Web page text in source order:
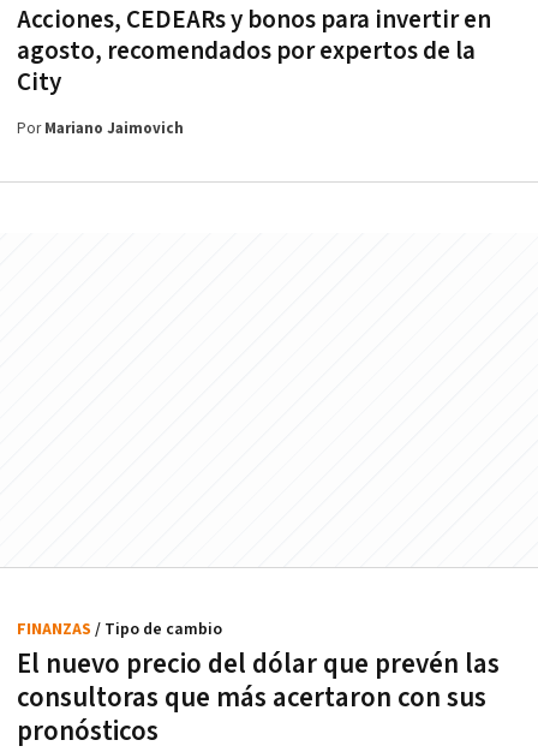
Acciones, CEDEARs y bonos para invertir en
agosto, recomendados por expertos de la
City
PorMariano Jaimovich
El nuevo precio del dólar que prevén las
consultoras que más acertaron con sus
pronósticos
FINANZAS / Tipo de cambio